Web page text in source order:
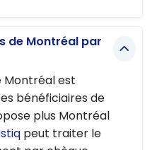
de Montréal par
Montréal est
bénéficiaires de
plus Montréal
peut traiter le